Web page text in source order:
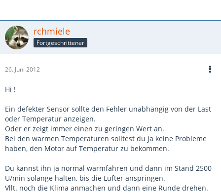
rchmiele
Fortgeschrittener
26. Juni 2012
Hi !
Ein defekter Sensor sollte den Fehler unabhängig von der Last
oder Temperatur anzeigen.
Oder er zeigt immer einen zu geringen Wert an.
Bei den warmen Temperaturen solltest du ja keine Probleme
haben, den Motor auf Temperatur zu bekommen.
Du kannst ihn ja normal warmfahren und dann im Stand 2500
U/min solange halten, bis die Lüfter anspringen.
Vllt. noch die Klima anmachen und dann eine Runde drehen.